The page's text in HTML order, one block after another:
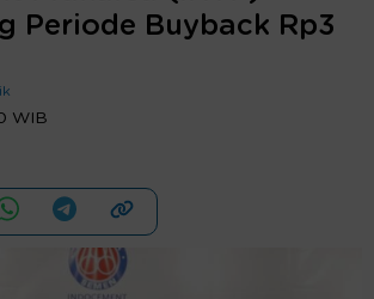
Periode Buyback Rp3
WIB